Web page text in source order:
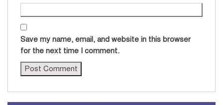
Save my name, email, and website in this browser
for the next time I comment.